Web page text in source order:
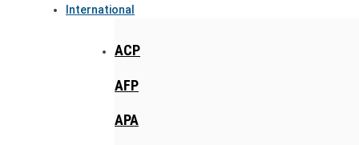
International
ACP
AFP
APA